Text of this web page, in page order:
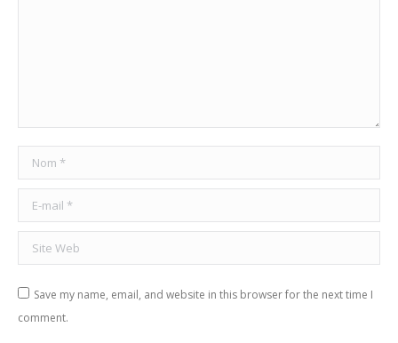
Nom *
E-mail *
Site Web
Save my name, email, and website in this browser for the next time I
comment.